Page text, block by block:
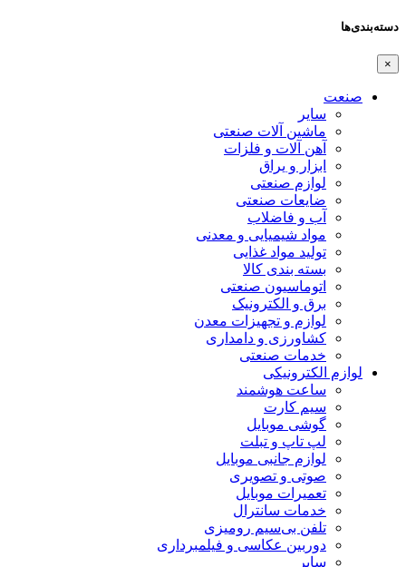
دسته‌بندی‌ها
×
صنعت
سایر
ماشین آلات صنعتی
آهن آلات و فلزات
ابزار و یراق
لوازم صنعتی
ضایعات صنعتی
آب و فاضلاب
مواد شیمیایی و معدنی
تولید مواد غذایی
بسته بندی کالا
اتوماسیون صنعتی
برق و الکترونیک
لوازم و تجهیزات معدن
کشاورزی و دامداری
خدمات صنعتی
لوازم الکترونیکی
ساعت هوشمند
سیم کارت
گوشی موبایل
لپ تاپ و تبلت
لوازم جانبی موبایل
صوتی و تصویری
تعمیرات موبایل
خدمات سانترال
تلفن بی‌سیم رومیزی
دوربین عکاسی و فیلمبرداری
سایر